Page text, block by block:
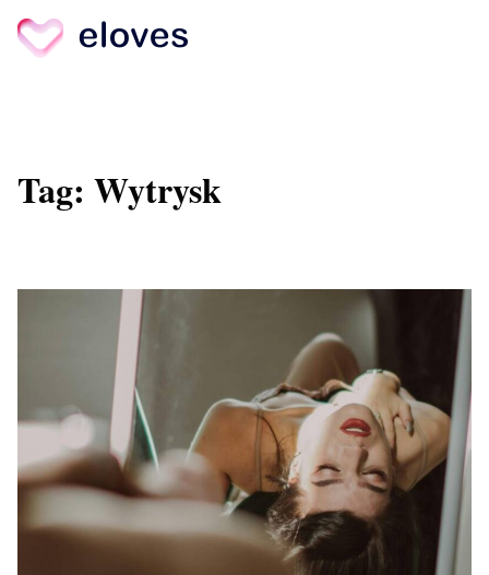
Tag: Wytrysk